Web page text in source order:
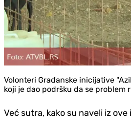
Volonteri Građanske inicijative
koji je dao podršku da se problem
Već sutra, kako su naveli iz